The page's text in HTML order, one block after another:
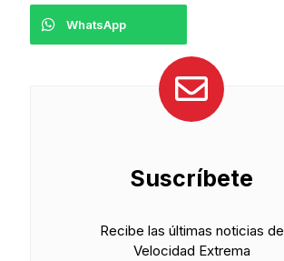
WhatsApp
Suscríbete
Recibe las últimas noticias de
Velocidad Extrema